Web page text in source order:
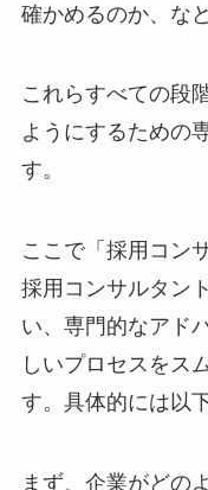
確かめるのか、な
これらすべての段
ようにするための
す。
ここで「採用コン
採用コンサルタン
い、専門的なアド
しいプロセスをス
す。具体的には以
まず、企業がどの